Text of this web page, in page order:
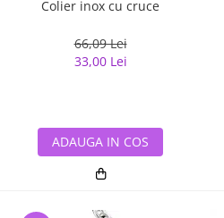
Colier inox cu cruce
66,09 Lei
33,00 Lei
ADAUGA IN COS